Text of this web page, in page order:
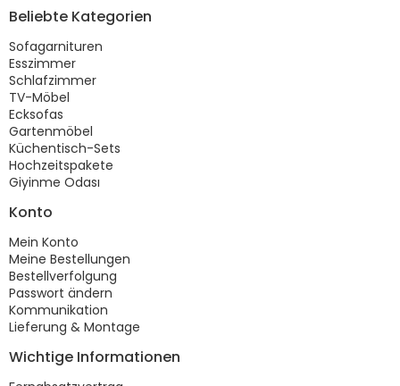
Beliebte Kategorien
Sofagarnituren
Esszimmer
Schlafzimmer
TV-Möbel
Ecksofas
Gartenmöbel
Küchentisch-Sets
Hochzeitspakete
Giyinme Odası
Konto
Mein Konto
Meine Bestellungen
Bestellverfolgung
Passwort ändern
Kommunikation
Lieferung & Montage
Wichtige Informationen